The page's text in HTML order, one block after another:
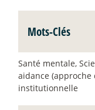
Mots-Clés
Santé mentale,
aidance (approche
institutionnelle